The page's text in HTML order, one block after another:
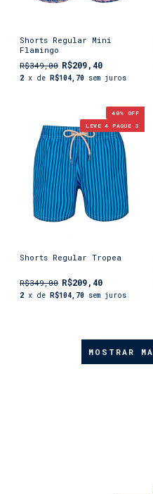
Shorts Regular Mini
Flamingo
R$349,00 R$209,40
2 x de R$104,70 sem juros
40% OFF
LEVE 4 PAGUE 3
Shorts Regular Tropea
R$349,00 R$209,40
2 x de R$104,70 sem juros
MOSTRAR